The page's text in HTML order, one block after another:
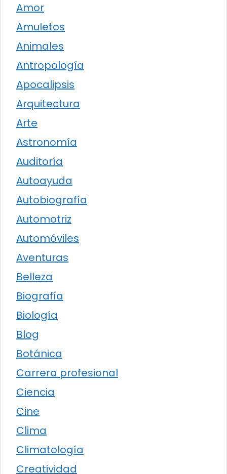
Amor
Amuletos
Animales
Antropología
Apocalipsis
Arquitectura
Arte
Astronomía
Auditoría
Autoayuda
Autobiografía
Automotriz
Automóviles
Aventuras
Belleza
Biografía
Biología
Blog
Botánica
Carrera profesional
Ciencia
Cine
Clima
Climatología
Creatividad